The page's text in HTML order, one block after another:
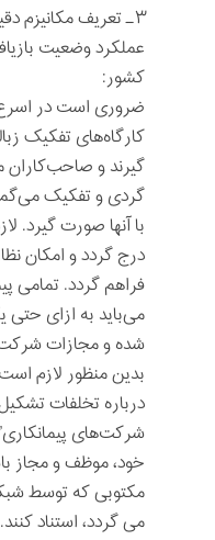
۳ـ تعریف
عملکرد وضعیت
کشور:
ضروری است در اسرع
کارگاه‌های تفکیک
گیرند و صاحب‌کاران
گردی و تفکیک
با آنها صورت گیرد.
درج گردد و امکان
فراهم گردد. تمامی
می‌باید به ازای
شده و مجازات شرکت
بدین منظور لازم
درباره تخلفات
شرکت‌های
خود، موظف و مجاز
مکتوبی که توسط
می گردد، استناد کنند.